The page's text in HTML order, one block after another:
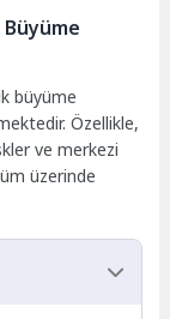
büyüme
Özellikle,
ve merkezi
üzerinde